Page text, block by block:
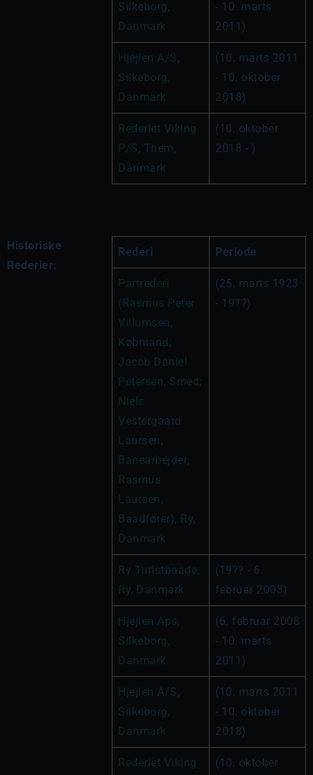
Silkeborg,
Danmark
- 10. marts
2011)
Hjejlen A/S,
Silkeborg,
Danmark
(10. marts 2011
- 10. oktober
2018)
Rederiet Viking
P/S, Them,
Danmark
(10. oktober
2018 - )
Historiske
Rederier:
Rederi Periode
Partrederi
(Rasmus Peter
Villumsen,
Købmand;
Jacob Daniel
Petersen, Smed;
Niels
Vestergaard
Laursen,
Banearbejder;
Rasmus
Laursen,
Baadfører), Ry,
Danmark
(25. marts 1923
- 19??)
Ry Turistbaade,
Ry, Danmark
(19?? - 6.
februar 2008)
Hjejlen Aps,
Silkeborg,
Danmark
(6. februar 2008
- 10. marts
2011)
Hjejlen A/S,
Silkeborg,
Danmark
(10. marts 2011
- 10. oktober
2018)
Rederiet Viking
(10. oktober